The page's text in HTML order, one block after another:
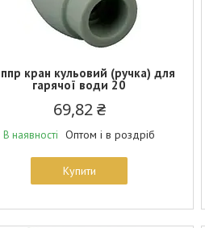
ппр кран кульовий (ручка) для
гарячої води 20
69,82 ₴
В наявності Оптом і в роздріб
Купити